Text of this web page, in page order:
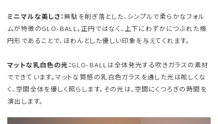
ミニマルな美しさ：無駄を削ぎ落とした、シンプルで柔らかなフォル
ムが特徴のGLO-BALL。正円ではなく、上下にわずかにつぶれた楕
円形であることで、ほわんとした優しい印象を与えてくれます。
マットな乳白色の光：GLO-BALLは全体発光する吹きガラスの素材
でできています。マットな質感の乳白色ガラスを通した光は眩しくな
く、空間全体を優しく照らします。その光は、空間にくつろぎの時間を
演出します。